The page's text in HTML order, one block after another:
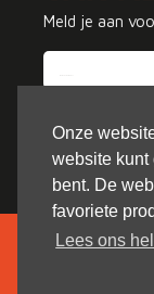
Onze
website kunt
bent. De
favoriete
Lees ons
Meld je aan